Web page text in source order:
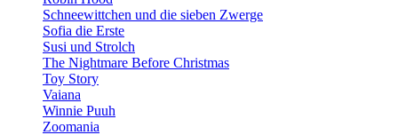
Schneewittchen und die sieben Zwerge
Sofia die Erste
Susi und Strolch
The Nightmare Before Christmas
Toy Story
Vaiana
Winnie Puuh
Zoomania